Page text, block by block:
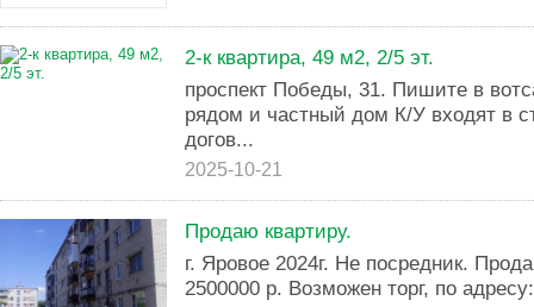
2-к квартира, 49 м2, 2/5 эт.
проспект Победы, 31. Пишите в
рядом и частный дом К/У входят в
догов...
2025-10-21
Продаю квартиру.
г. Яровое 2024г. Не посредник.
2500000 р. Возможен торг, по адресу: